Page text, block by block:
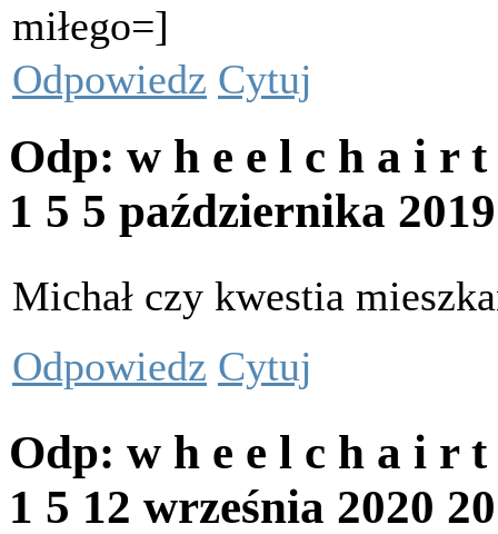
miłego=]
Odpowiedz Cytuj
Odp: w h e e l c h a i r
1 5 5 października
Michał czy kwestia
Odpowiedz Cytuj
Odp: w h e e l c h a i r
1 5 12 września 2020